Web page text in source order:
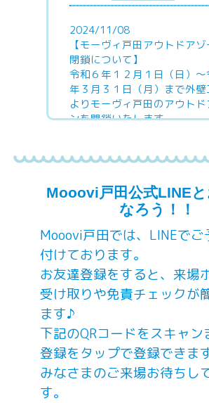
2024/11/08
【モーヴィ戸田アウトドア
閉鎖について】
令和６年１２月１日（日）～
年３月３１日（月）まで外壁
よりモーヴィ戸田のアウトド
ンを閉鎖いたします。
す。
おりますので、皆様のご利
しております。
2021/10/25
【モーヴィ戸田 営業再開に
て】
日頃よりモーヴィ戸田をご
だきまして、誠にありがとう
ます。
2021年11月3日（水）より
戸田の営業を再開いたします
再開後につきましても、引き
染症拡大防止に努め営業を
Mooovi戸田公式LINE
なろう！！
Mooovi戸田では、LINEでご
付けております。
お友達登録をすると、来場
受け取りや免責チェックが
ます♪
下記のQRコードをスキャン
登録をタップで登録できます
みなさまのご来場お待ちし
す。